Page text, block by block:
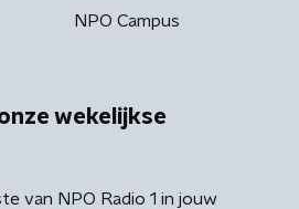
NPO Campus
wekelijkse
van NPO Radio 1 in jouw